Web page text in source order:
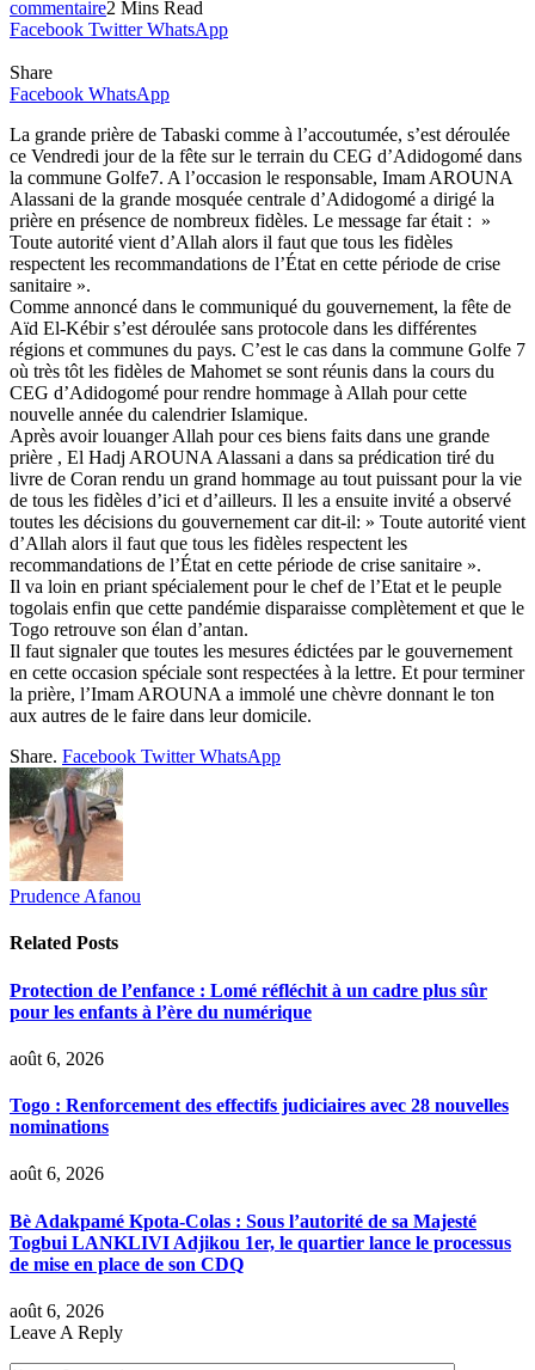
commentaire2 Mins Read
Facebook Twitter WhatsApp
Share
Facebook WhatsApp
La grande prière de Tabaski comme à l’accoutumée, s’est déroulée
ce Vendredi jour de la fête sur le terrain du CEG d’Adidogomé dans
la commune Golfe7. A l’occasion le responsable, Imam AROUNA
Alassani de la grande mosquée centrale d’Adidogomé a dirigé la
prière en présence de nombreux fidèles. Le message far était : »
Toute autorité vient d’Allah alors il faut que tous les fidèles
respectent les recommandations de l’État en cette période de crise
sanitaire ».
Comme annoncé dans le communiqué du gouvernement, la fête de
Aïd El-Kébir s’est déroulée sans protocole dans les différentes
régions et communes du pays. C’est le cas dans la commune Golfe 7
où très tôt les fidèles de Mahomet se sont réunis dans la cours du
CEG d’Adidogomé pour rendre hommage à Allah pour cette
nouvelle année du calendrier Islamique.
Après avoir louanger Allah pour ces biens faits dans une grande
prière , El Hadj AROUNA Alassani a dans sa prédication tiré du
livre de Coran rendu un grand hommage au tout puissant pour la vie
de tous les fidèles d’ici et d’ailleurs. Il les a ensuite invité a observé
toutes les décisions du gouvernement car dit-il: » Toute autorité vient
d’Allah alors il faut que tous les fidèles respectent les
recommandations de l’État en cette période de crise sanitaire ».
Il va loin en priant spécialement pour le chef de l’Etat et le peuple
togolais enfin que cette pandémie disparaisse complètement et que le
Togo retrouve son élan d’antan.
Il faut signaler que toutes les mesures édictées par le gouvernement
en cette occasion spéciale sont respectées à la lettre. Et pour terminer
la prière, l’Imam AROUNA a immolé une chèvre donnant le ton
aux autres de le faire dans leur domicile.
Share. Facebook Twitter WhatsApp
Prudence Afanou
Related Posts
Protection de l’enfance : Lomé réfléchit à un cadre plus sûr
pour les enfants à l’ère du numérique
août 6, 2026
Togo : Renforcement des effectifs judiciaires avec 28 nouvelles
nominations
août 6, 2026
Bè Adakpamé Kpota-Colas : Sous l’autorité de sa Majesté
Togbui LANKLIVI Adjikou 1er, le quartier lance le processus
de mise en place de son CDQ
août 6, 2026
Leave A Reply